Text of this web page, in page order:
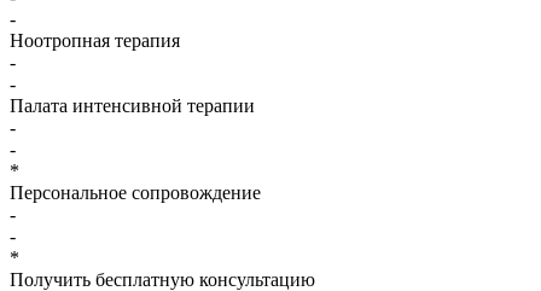
-
Ноотропная терапия
-
-
Палата интенсивной терапии
-
-
*
Персональное сопровождение
-
-
*
Получить бесплатную консультацию